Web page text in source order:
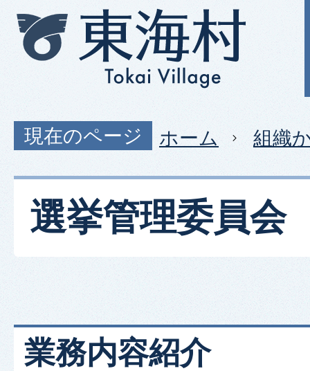
現在のページ ホーム 組織
選挙管理委員会
業務内容紹介